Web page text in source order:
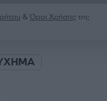
&Όροι Χρήσης της